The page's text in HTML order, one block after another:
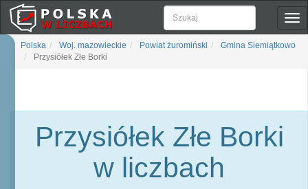
Polska Woj. mazowieckie Powiat żuromiński
Gmina Siemiątkowo
Przysiółek Złe Borki
Przysiółek Złe Borki
w liczbach